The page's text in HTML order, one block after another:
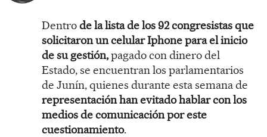
Dentrode la lista de los 92 congresistas que
solicitaron un celular Iphone para el inicio
de su gestión,pagado con dinero del
Estado, se encuentran los parlamentarios
de Junín, quienes durante esta semana de
representación han evitado hablar con los
medios de comunicación por este
cuestionamiento.